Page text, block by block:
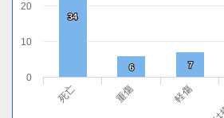
34
34
6
6 7
7
死亡 重傷 軽傷
0
10
20